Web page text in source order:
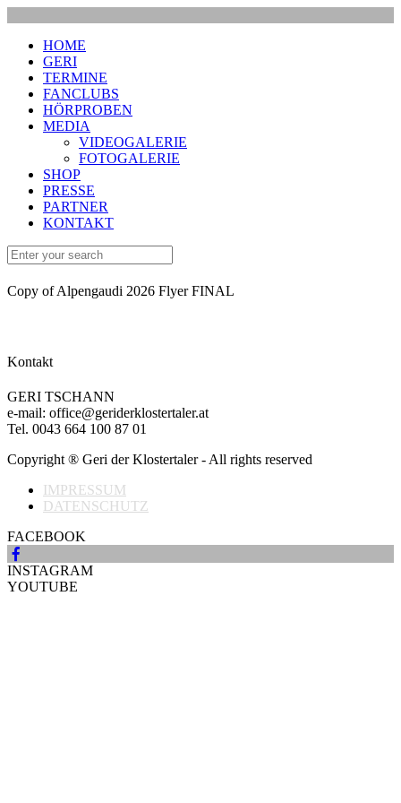
HOME
GERI
TERMINE
FANCLUBS
HÖRPROBEN
MEDIA
VIDEOGALERIE
FOTOGALERIE
SHOP
PRESSE
PARTNER
KONTAKT
Copy of Alpengaudi 2026 Flyer FINAL
Kontakt
GERI TSCHANN
e-mail: office@geriderklostertaler.at
Tel. 0043 664 100 87 01
Copyright ® Geri der Klostertaler - All rights reserved
IMPRESSUM
DATENSCHUTZ
FACEBOOK
INSTAGRAM
YOUTUBE